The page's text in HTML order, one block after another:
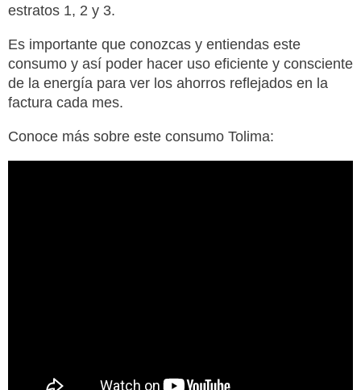
estratos 1, 2 y 3.
Es importante que conozcas y entiendas este
consumo y así poder hacer uso eficiente y consciente
de la energía para ver los ahorros reflejados en la
factura cada mes.
Conoce más sobre este consumo Tolima: